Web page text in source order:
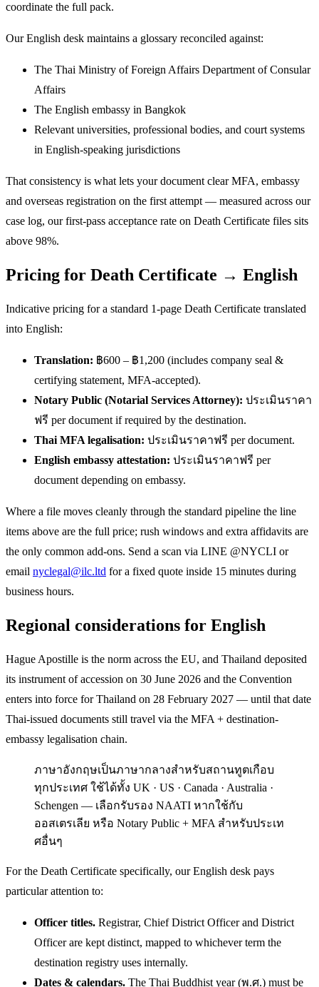
coordinate the full pack.
Our English desk maintains a glossary reconciled against:
The Thai Ministry of Foreign Affairs Department of Consular
Affairs
The English embassy in Bangkok
Relevant universities, professional bodies, and court systems
in English-speaking jurisdictions
That consistency is what lets your document clear MFA, embassy
and overseas registration on the first attempt — measured across our
case log, our first-pass acceptance rate on Death Certificate files sits
above 98%.
Pricing for Death Certificate → English
Indicative pricing for a standard 1-page Death Certificate translated
into English:
Translation: ฿600 – ฿1,200 (includes company seal &
certifying statement, MFA-accepted).
Notary Public (Notarial Services Attorney): ประเมินราคา
ฟรี per document if required by the destination.
Thai MFA legalisation: ประเมินราคาฟรี per document.
English embassy attestation: ประเมินราคาฟรี per
document depending on embassy.
Where a file moves cleanly through the standard pipeline the line
items above are the full price; rush windows and extra affidavits are
the only common add-ons. Send a scan via LINE @NYCLI or
email nyclegal@ilc.ltd for a fixed quote inside 15 minutes during
business hours.
Regional considerations for English
Hague Apostille is the norm across the EU, and Thailand deposited
its instrument of accession on 30 June 2026 and the Convention
enters into force for Thailand on 28 February 2027 — until that date
Thai-issued documents still travel via the MFA + destination-
embassy legalisation chain.
ภาษาอังกฤษเป็นภาษากลางสำหรับสถานทูตเกือบ
ทุกประเทศ ใช้ได้ทั้ง UK · US · Canada · Australia ·
Schengen — เลือกรับรอง NAATI หากใช้กับ
ออสเตรเลีย หรือ Notary Public + MFA สำหรับประเท
ศอื่นๆ
For the Death Certificate specifically, our English desk pays
particular attention to:
Officer titles. Registrar, Chief District Officer and District
Officer are kept distinct, mapped to whichever term the
destination registry uses internally.
Dates & calendars. The Thai Buddhist year (พ.ศ.) must be